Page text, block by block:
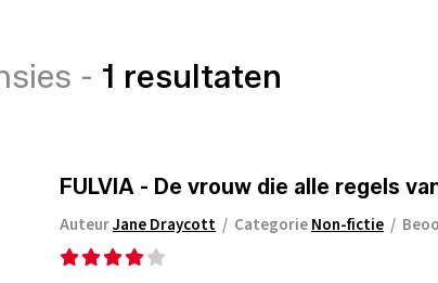
- 1 resultaten
FULVIA - De vrouw die alle regels
AuteurJane Draycott / CategorieNon-fictie /